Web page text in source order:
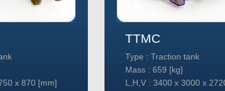
x 870 [mm]
TTMC
Type : Traction tank
Mass : 659 [kg]
L,H,V : 3400 x 3000 x